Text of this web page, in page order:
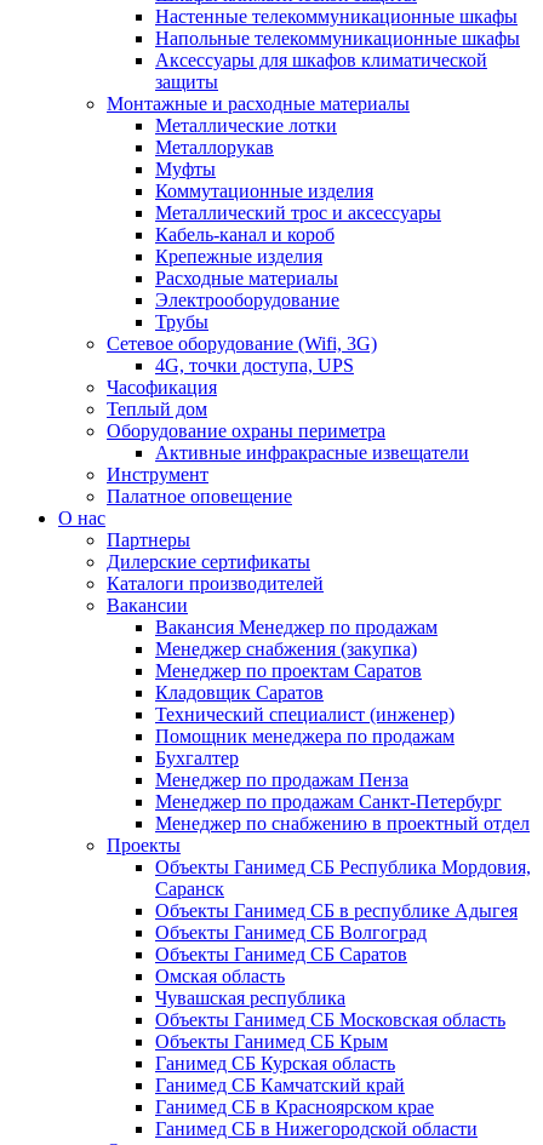
Настенные телекоммуникационные шкафы
Напольные телекоммуникационные шкафы
Аксессуары для шкафов климатической
защиты
Монтажные и расходные материалы
Металлические лотки
Металлорукав
Муфты
Коммутационные изделия
Металлический трос и аксессуары
Кабель-канал и короб
Крепежные изделия
Расходные материалы
Электрооборудование
Трубы
Сетевое оборудование (Wifi, 3G)
4G, точки доступа, UPS
Часофикация
Теплый дом
Оборудование охраны периметра
Активные инфракрасные извещатели
Инструмент
Палатное оповещение
О нас
Партнеры
Дилерские сертификаты
Каталоги производителей
Вакансии
Вакансия Менеджер по продажам
Менеджер снабжения (закупка)
Менеджер по проектам Саратов
Кладовщик Саратов
Технический специалист (инженер)
Помощник менеджера по продажам
Бухгалтер
Менеджер по продажам Пенза
Менеджер по продажам Санкт-Петербург
Менеджер по снабжению в проектный отдел
Проекты
Объекты Ганимед СБ Республика Мордовия,
Саранск
Объекты Ганимед СБ в республике Адыгея
Объекты Ганимед СБ Волгоград
Объекты Ганимед СБ Саратов
Омская область
Чувашская республика
Объекты Ганимед СБ Московская область
Объекты Ганимед СБ Крым
Ганимед СБ Курская область
Ганимед СБ Камчатский край
Ганимед СБ в Красноярском крае
Ганимед СБ в Нижегородской области